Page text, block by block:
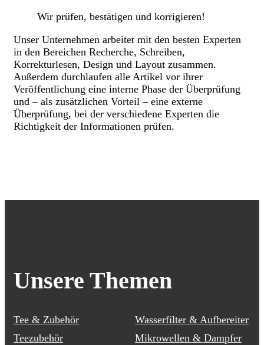
Wir prüfen, bestätigen und korrigieren!
Unser Unternehmen arbeitet mit den besten Experten
in den Bereichen Recherche, Schreiben,
Korrekturlesen, Design und Layout zusammen.
Außerdem durchlaufen alle Artikel vor ihrer
Veröffentlichung eine interne Phase der Überprüfung
und – als zusätzlichen Vorteil – eine externe
Überprüfung, bei der verschiedene Experten die
Richtigkeit der Informationen prüfen.
Unsere Themen
Tee & Zubehör
Wasserfilter & Aufbereiter
Teezubehör
Mikrowellen & Dampfer